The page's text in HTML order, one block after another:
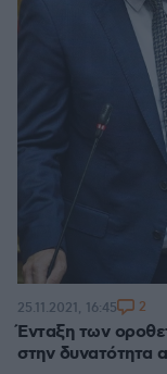
Ένταξη των
στην δυνατότητα
25.11.2021, 16:45 2